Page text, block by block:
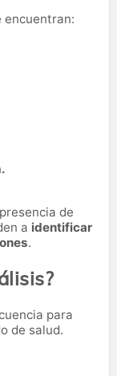
encuentran:
.
de
a identificar
.
para
de salud.